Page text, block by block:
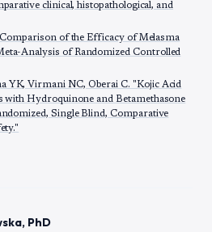
clinical, histopathological, and
of the Efficacy of Melasma
Analysis of Randomized Controlled
YK, Virmani NC, Oberai C. "Kojic Acid
with Hydroquinone and Betamethasone
Single Blind, Comparative
PhD